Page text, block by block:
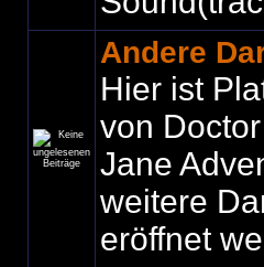
Andere
Hier ist
von
Jane
weitere
eröffnet